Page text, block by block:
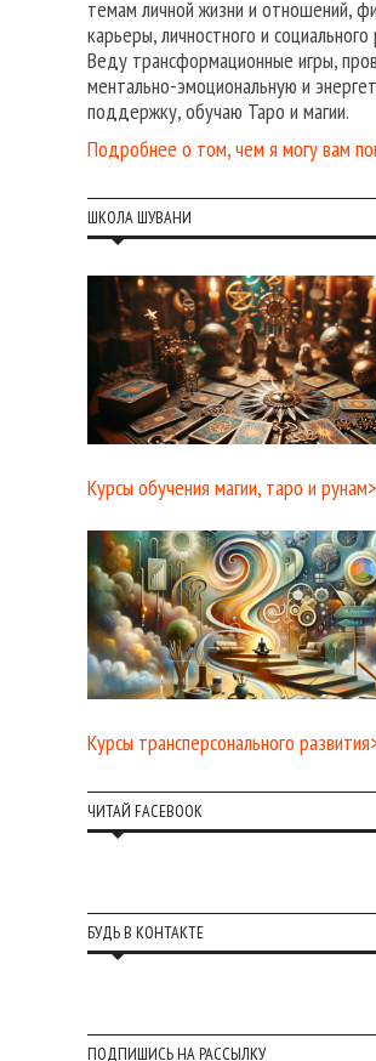
темам личной жизни и отношений,
карьеры, личностного и социального
Веду трансформационные игры,
ментально-эмоциональную и
поддержку, обучаю Таро и магии.
Подробнее о том, чем я могу вам
ШКОЛА ШУВАНИ
Курсы обучения магии, таро и
Курсы трансперсонального
ЧИТАЙ FACEBOOK
БУДЬ В КОНТАКТЕ
ПОДПИШИСЬ НА РАССЫЛКУ